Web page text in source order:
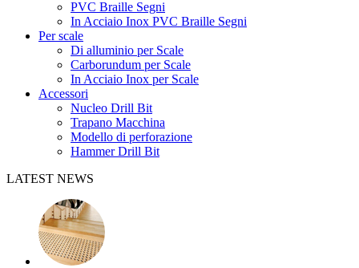
PVC Braille Segni
In Acciaio Inox PVC Braille Segni
Per scale
Di alluminio per Scale
Carborundum per Scale
In Acciaio Inox per Scale
Accessori
Nucleo Drill Bit
Trapano Macchina
Modello di perforazione
Hammer Drill Bit
LATEST NEWS